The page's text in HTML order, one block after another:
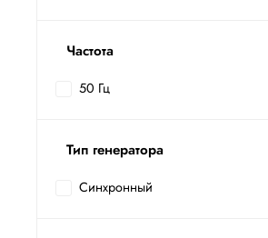
Частота
50 Гц
Тип генератора
Синхронный